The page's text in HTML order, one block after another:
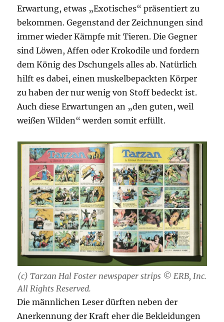
Erwartung, etwas „Exotisches“ präsentiert zu
bekommen. Gegenstand der Zeichnungen sind
immer wieder Kämpfe mit Tieren. Die Gegner
sind Löwen, Affen oder Krokodile und fordern
dem König des Dschungels alles ab. Natürlich
hilft es dabei, einen muskelbepackten Körper
zu haben der nur wenig von Stoff bedeckt ist.
Auch diese Erwartungen an „den guten, weil
weißen Wilden“ werden somit erfüllt.
(c) Tarzan Hal Foster newspaper strips © ERB, Inc.
All Rights Reserved.
Die männlichen Leser dürften neben der
Anerkennung der Kraft eher die Bekleidungen